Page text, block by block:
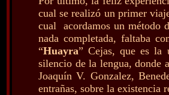
cual se realizó un primer
cual acordamos un método
nada completada, faltaba
“Huayra” Cejas, que es la
silencio de la lengua, donde
Joaquín V. Gonzalez,
entrañas, sobre la existencia